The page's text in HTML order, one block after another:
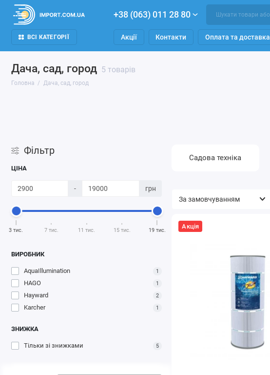
+38 (063) 011 28 80
ВСІ КАТЕГОРІЇ Акції Контакти Оплата та доставка
Дача, сад, город 5 товарів
Головна Дача, сад, город
Фільтр
ЦІНА
- грн
3 тис. 7 тис. 11 тис. 15 тис. 19 тис.
ВИРОБНИК
AquaIllumination 1
HAGO 1
Hayward 2
Karcher 1
ЗНИЖКА
Тільки зі знижками 5
Садова техніка
Акція